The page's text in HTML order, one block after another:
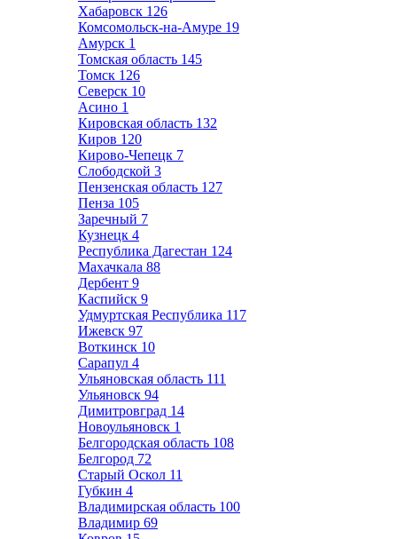
Хабаровск 126
Комсомольск-на-Амуре 19
Амурск 1
Томская область 145
Томск 126
Северск 10
Асино 1
Кировская область 132
Киров 120
Кирово-Чепецк 7
Слободской 3
Пензенская область 127
Пенза 105
Заречный 7
Кузнецк 4
Республика Дагестан 124
Махачкала 88
Дербент 9
Каспийск 9
Удмуртская Республика 117
Ижевск 97
Воткинск 10
Сарапул 4
Ульяновская область 111
Ульяновск 94
Димитровград 14
Новоульяновск 1
Белгородская область 108
Белгород 72
Старый Оскол 11
Губкин 4
Владимирская область 100
Владимир 69